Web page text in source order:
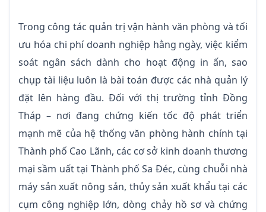
Trong công tác quản trị vận hành văn phòng và tối
ưu hóa chi phí doanh nghiệp hằng ngày, việc kiểm
soát ngân sách dành cho hoạt động in ấn, sao
chụp tài liệu luôn là bài toán được các nhà quản lý
đặt lên hàng đầu. Đối với thị trường tỉnh Đồng
Tháp – nơi đang chứng kiến tốc độ phát triển
mạnh mẽ của hệ thống văn phòng hành chính tại
Thành phố Cao Lãnh, các cơ sở kinh doanh thương
mại sầm uất tại Thành phố Sa Đéc, cùng chuỗi nhà
máy sản xuất nông sản, thủy sản xuất khẩu tại các
cụm công nghiệp lớn, dòng chảy hồ sơ và chứng